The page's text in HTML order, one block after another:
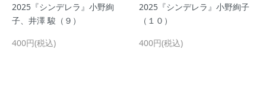
2025『シンデレラ』小野絢
子、井澤 駿（９）
400円(税込)
2025『シンデレラ』小野絢子
（１０）
400円(税込)